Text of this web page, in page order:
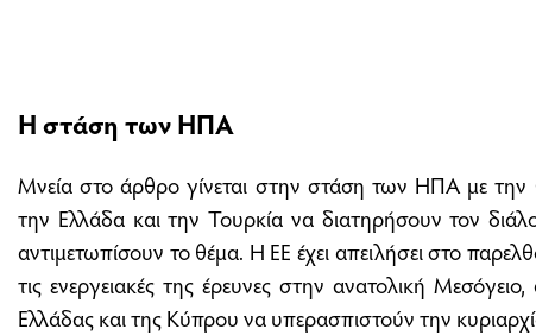
Η στάση των ΗΠΑ
Μνεία στο άρθρο γίνεται στην στάση των ΗΠΑ με την
την Ελλάδα και την Τουρκία να διατηρήσουν τον
αντιμετωπίσουν το θέμα. Η ΕΕ έχει απειλήσει στο
τις ενεργειακές της έρευνες στην ανατολική
Ελλάδας και της Κύπρου να υπερασπιστούν την